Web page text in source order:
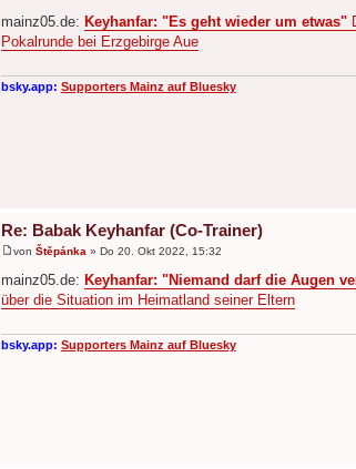
i
t
g
mainz05.de: Keyhanfar: "Es geht wieder um etwas"
Pokalrunde bei Erzgebirge Aue
bsky.app: Supporters Mainz auf Bluesky
Re: Babak Keyhanfar (Co-Trainer)
i
t
g
von Štěpánka » Do 20. Okt 2022, 15:32
mainz05.de: Keyhanfar: "Niemand darf die Augen
über die Situation im Heimatland seiner Eltern
bsky.app: Supporters Mainz auf Bluesky